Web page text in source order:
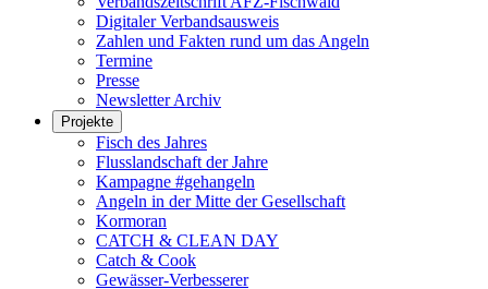
Digitaler Verbandsausweis
Zahlen und Fakten rund um das Angeln
Termine
Presse
Newsletter Archiv
Projekte
Fisch des Jahres
Flusslandschaft der Jahre
Kampagne #gehangeln
Angeln in der Mitte der Gesellschaft
Kormoran
CATCH & CLEAN DAY
Catch & Cook
Gewässer-Verbesserer